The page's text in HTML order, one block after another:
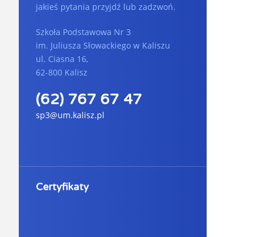
jakieś pytania przyjdź lub zadzwoń.
Szkoła Podstawowa Nr 3
im. Juliusza Słowackiego w Kaliszu
ul. Ciasna 16,
62-800 Kalisz
(62) 767 67 47
sp3@um.kalisz.pl
Certyfikaty